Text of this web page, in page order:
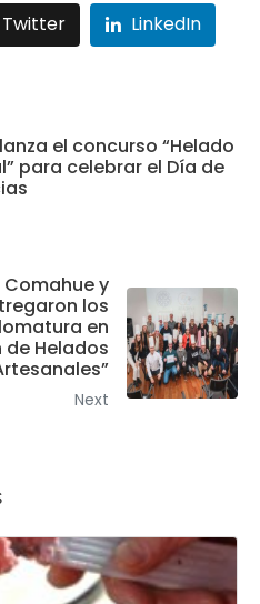
Twitter LinkedIn
lanza el concurso “Helado
para celebrar el Día de
y
los
en
de Helados
Next